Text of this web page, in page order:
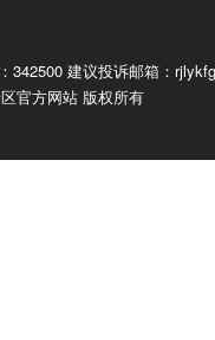
342500 建议投诉邮箱：
官方网站 版权所有